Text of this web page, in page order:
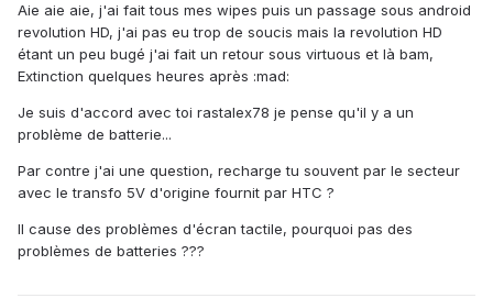
Aie aie aie, j'ai fait tous mes wipes puis un passage sous android
revolution HD, j'ai pas eu trop de soucis mais la revolution HD
étant un peu bugé j'ai fait un retour sous virtuous et là bam,
Extinction quelques heures après :mad:
Je suis d'accord avec toi rastalex78 je pense qu'il y a un
problème de batterie...
Par contre j'ai une question, recharge tu souvent par le secteur
avec le transfo 5V d'origine fournit par HTC ?
Il cause des problèmes d'écran tactile, pourquoi pas des
problèmes de batteries ???